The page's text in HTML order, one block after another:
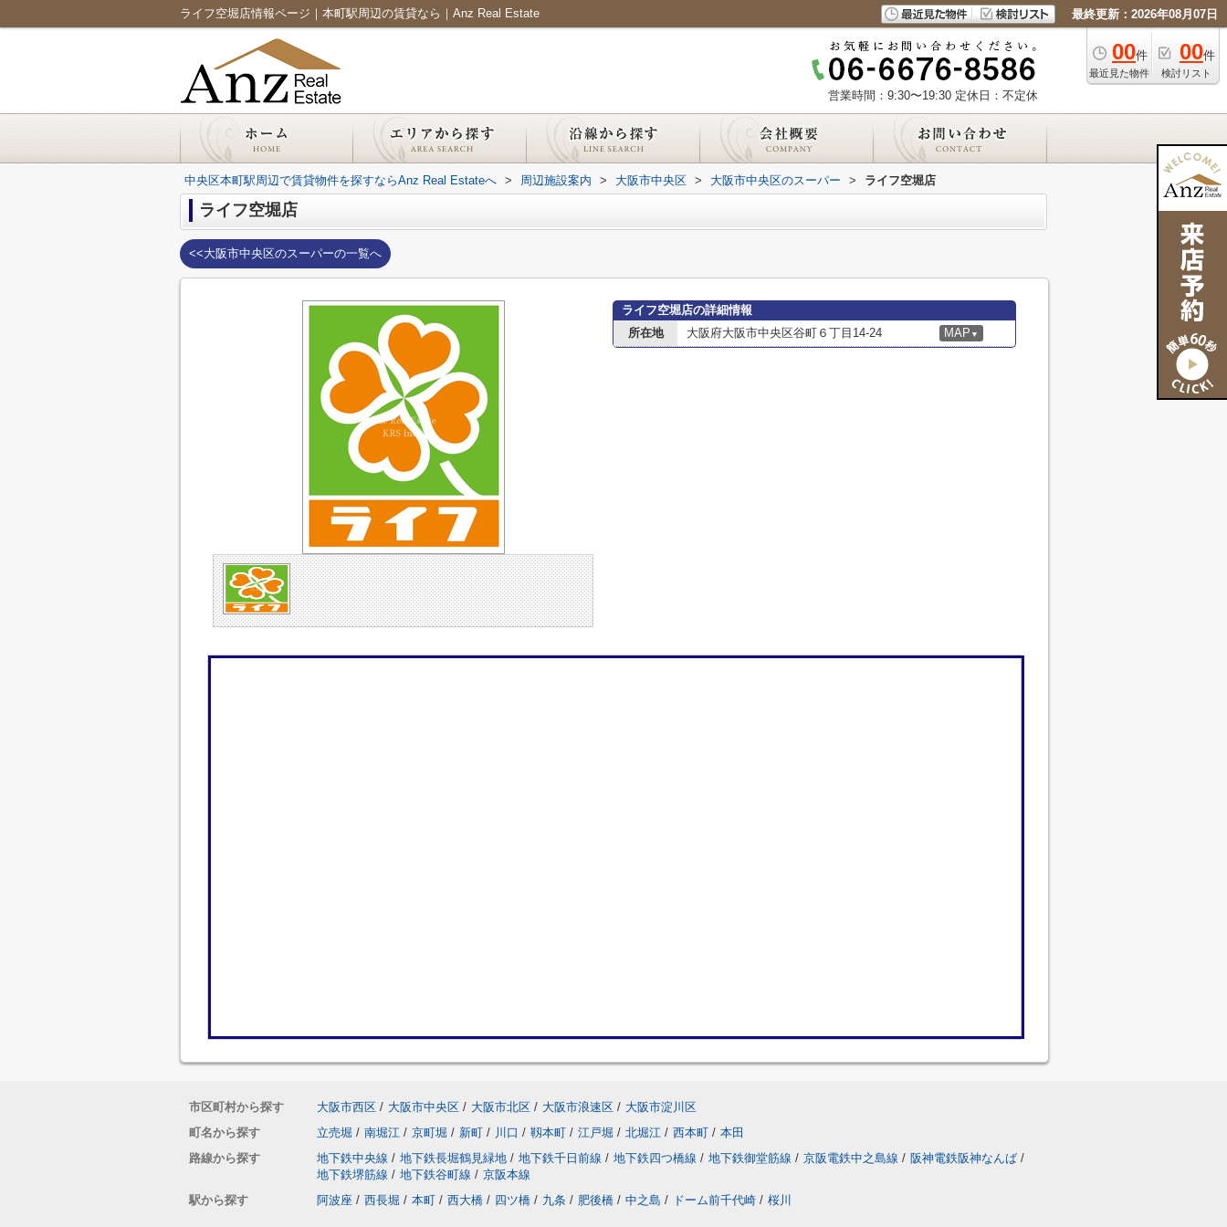
ライフ空堀店情報ページ｜本町駅周辺の賃貸なら｜Anz Real Estate 最終更新：2026年08月07日
00件
最近見た物件
00件
検討リスト
営業時間：9:30〜19:30 定休日：不定休
中央区本町駅周辺で賃貸物件を探すならAnz Real Estateへ > 周辺施設案内 > 大阪市中央区 > 大阪市中央区のスーパー > ライフ空堀店
ライフ空堀店
<<大阪市中央区のスーパーの一覧へ
ライフ空堀店の詳細情報
所在地
大阪府大阪市中央区谷町６丁目14-24 MAP ▼
市区町村から探す 大阪市西区 / 大阪市中央区 / 大阪市北区 / 大阪市浪速区 / 大阪市淀川区
町名から探す
立売堀 / 南堀江 / 京町堀 / 新町 / 川口 / 靱本町 / 江戸堀 / 北堀江 / 西本町 / 本田
路線から探す
地下鉄中央線 / 地下鉄長堀鶴見緑地 / 地下鉄千日前線 / 地下鉄四つ橋線 / 地下鉄御堂筋線 / 京阪電鉄中之島線 / 阪神電鉄阪神なんば /
地下鉄堺筋線 / 地下鉄谷町線 / 京阪本線
駅から探す
阿波座 / 西長堀 / 本町 / 西大橋 / 四ツ橋 / 九条 / 肥後橋 / 中之島 / ドーム前千代崎 / 桜川